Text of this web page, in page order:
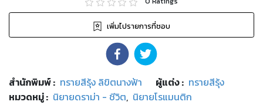
เพิ่มไปรายการที่ชอบ
สำนักพิมพ์: ทรายสีรุ้ง ลิขิตนางฟ้า ผู้แต่ง : ทรายสีรุ้ง
หมวดหมู่: นิยายดราม่า - ชีวิต, นิยายโรแมนติก